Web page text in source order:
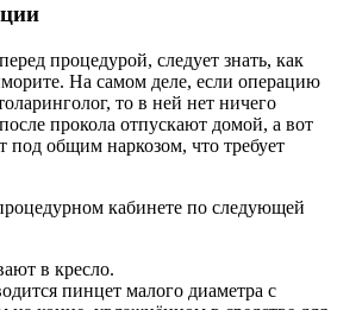
процедурой, следует знать, как
На самом деле, если операцию
то в ней нет ничего
прокола отпускают домой, а вот
под общим наркозом, что требует
кабинете по следующей
в кресло.
пинцет малого диаметра с